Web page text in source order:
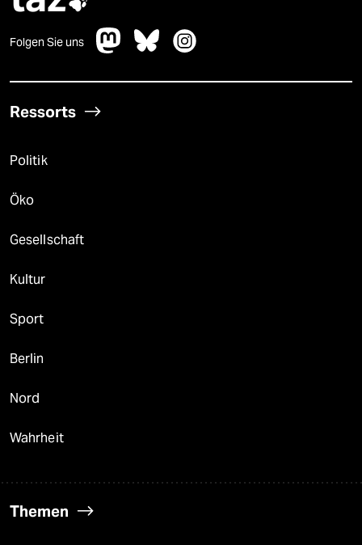
Folgen Sie uns
Ressorts
Politik
Öko
Gesellschaft
Kultur
Sport
Berlin
Nord
Wahrheit
Themen